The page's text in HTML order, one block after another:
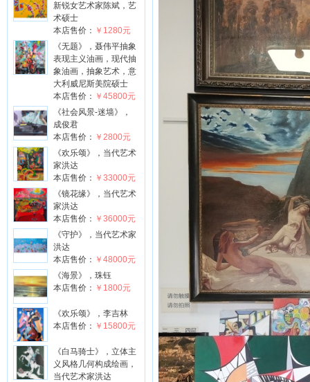
新锐女艺术家陈斌，艺
术硕士
本店售价： ￥1280元
《无题》，聂伟平抽象
表现主义油画，现代抽
象油画，抽象艺术，意
大利威尼斯美院硕士
本店售价： ￥45800元
《社会风景-迷墙》，
成俊君
本店售价： ￥2800元
《欢乐颂》，当代艺术
家洪达
本店售价： ￥33000元
《镜花缘》，当代艺术
家洪达
本店售价： ￥36000元
《守护》，当代艺术家
洪达
本店售价： ￥48000元
《海景》，珠钰
本店售价： ￥1800元
《欢乐颂》，李吉林
本店售价： ￥15800元
《白马骑士》，立体主
义风格几何构成绘画，
当代艺术家洪达